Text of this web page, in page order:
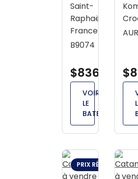
Saint-
Raphaël,
France
B9074
$836,300
VOIR
LE
BATEAU
PRIX RÉDUIT :